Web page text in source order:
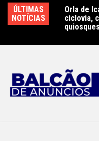
para
ÚLTIMAS
NOTÍCIAS
sobre Plano
Orla de
ciclovia,